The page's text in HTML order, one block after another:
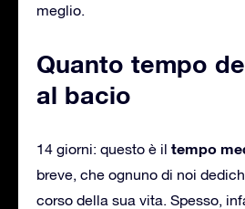
meglio.
Quanto tempo
al bacio
14 giorni: questo è il tempo
breve, che ognuno di noi
corso della sua vita. Spesso,